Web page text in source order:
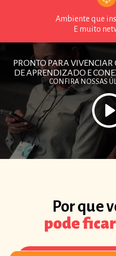
Ambiente que
E muito
PRONTO PARA
DE APRENDIZADO E
CONFIRA NOSSAS
Por que
pode